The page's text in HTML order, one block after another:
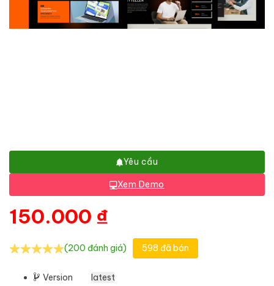
Yêu cầu
Xem Demo
150.000 ₫
(200 đánh giá) 598 đã bán
Version latest